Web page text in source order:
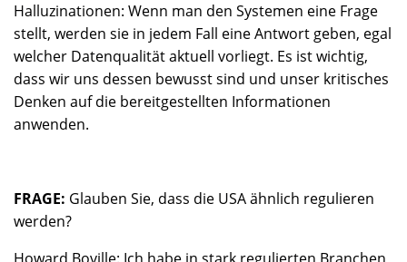
Halluzinationen: Wenn man den Systemen eine Frage
stellt, werden sie in jedem Fall eine Antwort geben, egal
welcher Datenqualität aktuell vorliegt. Es ist wichtig,
dass wir uns dessen bewusst sind und unser kritisches
Denken auf die bereitgestellten Informationen
anwenden.
FRAGE: Glauben Sie, dass die USA ähnlich regulieren
werden?